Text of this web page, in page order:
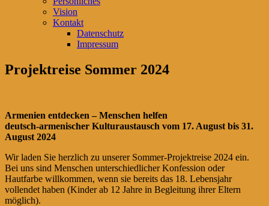
Vision
Kontakt
Datenschutz
Impressum
Projektreise Sommer 2024
Armenien entdecken – Menschen helfen
deutsch-armenischer Kulturaustausch vom 17. August bis 31.
August 2024
Wir laden Sie herzlich zu unserer Sommer-Projektreise 2024 ein.
Bei uns sind Menschen unterschiedlicher Konfession oder
Hautfarbe willkommen, wenn sie bereits das 18. Lebensjahr
vollendet haben (Kinder ab 12 Jahre in Begleitung ihrer Eltern
möglich).